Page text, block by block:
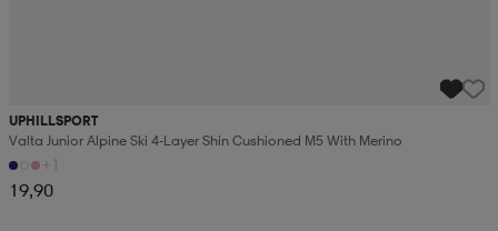
UPHILLSPORT
Valta Junior Alpine Ski 4-Layer Shin Cushioned M5 With Merino
+1
19,90